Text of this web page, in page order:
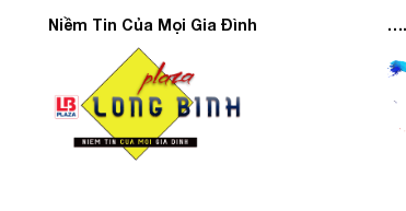
Niềm Tin Của Mọi Gia Đình